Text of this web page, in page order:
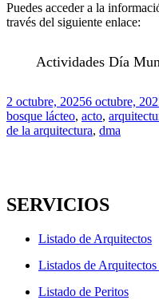
Puedes acceder a la
través del siguiente enlace:
Actividades Día
Publicado
el
2 octubre, 20256 octubre,
bosque lácteo, acto,
de la arquitectura, dma
SERVICIOS
Listado de Arquitectos
Listados de Arquitectos
Listado de Peritos